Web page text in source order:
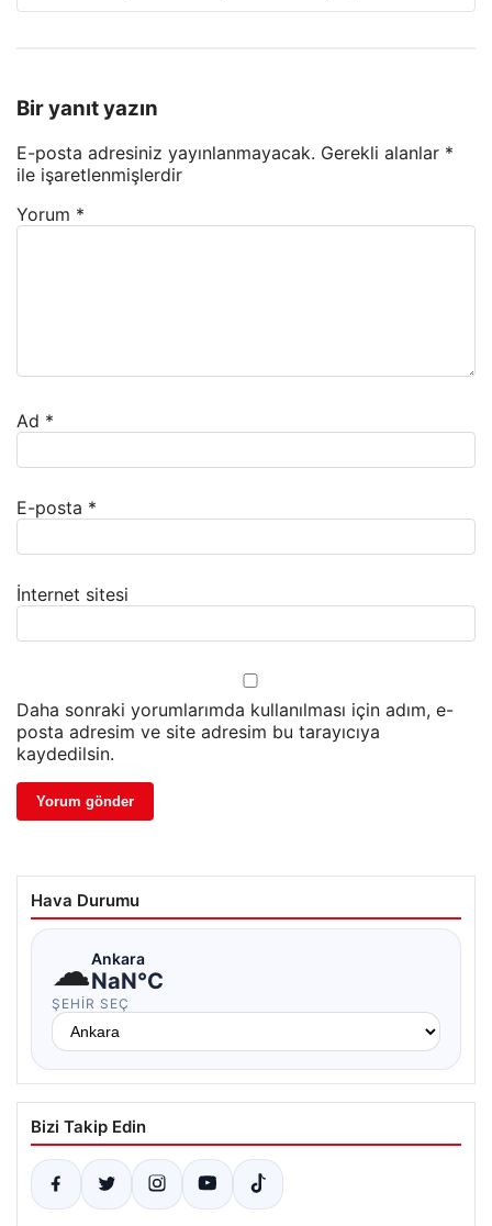
Bir yanıt yazın
E-posta adresiniz yayınlanmayacak. Gerekli alanlar *
ile işaretlenmişlerdir
Yorum *
Ad *
E-posta *
İnternet sitesi
Daha sonraki yorumlarımda kullanılması için adım, e-
posta adresim ve site adresim bu tarayıcıya
kaydedilsin.
Hava Durumu
☁Ankara
NaN°C
ŞEHIR SEÇ
Bizi Takip Edin